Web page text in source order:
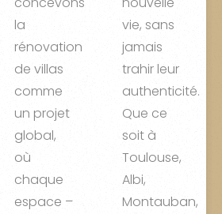
la
rénovation
de villas
comme
un projet
global,
où
chaque
espace –
vie, sans
jamais
trahir leur
authenticité.
Que ce
soit à
Toulouse,
Albi,
Montauban,